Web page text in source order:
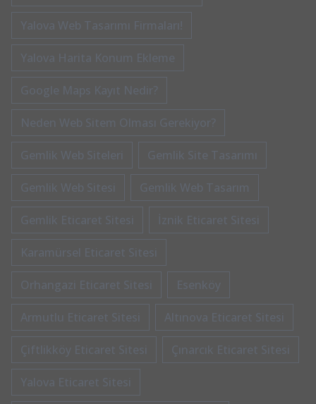
Yalova Web Tasarımı Firmaları!
Yalova Harita Konum Ekleme
Google Maps Kayıt Nedir?
Neden Web Sitem Olması Gerekiyor?
Gemlik Web Siteleri Gemlik Site Tasarımı
Gemlik Web Sitesi Gemlik Web Tasarım
Gemlik Eticaret Sitesi İznik Eticaret Sitesi
Karamürsel Eticaret Sitesi
Orhangazi Eticaret Sitesi Esenköy
Armutlu Eticaret Sitesi Altınova Eticaret Sitesi
Çiftlikköy Eticaret Sitesi Çınarcık Eticaret Sitesi
Yalova Eticaret Sitesi